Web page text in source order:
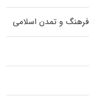
فرهنگ و تمدن اسلامی